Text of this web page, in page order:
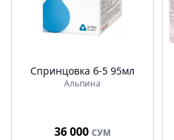
Спринцовка б-5 95мл
Альпина
36 000 СУМ